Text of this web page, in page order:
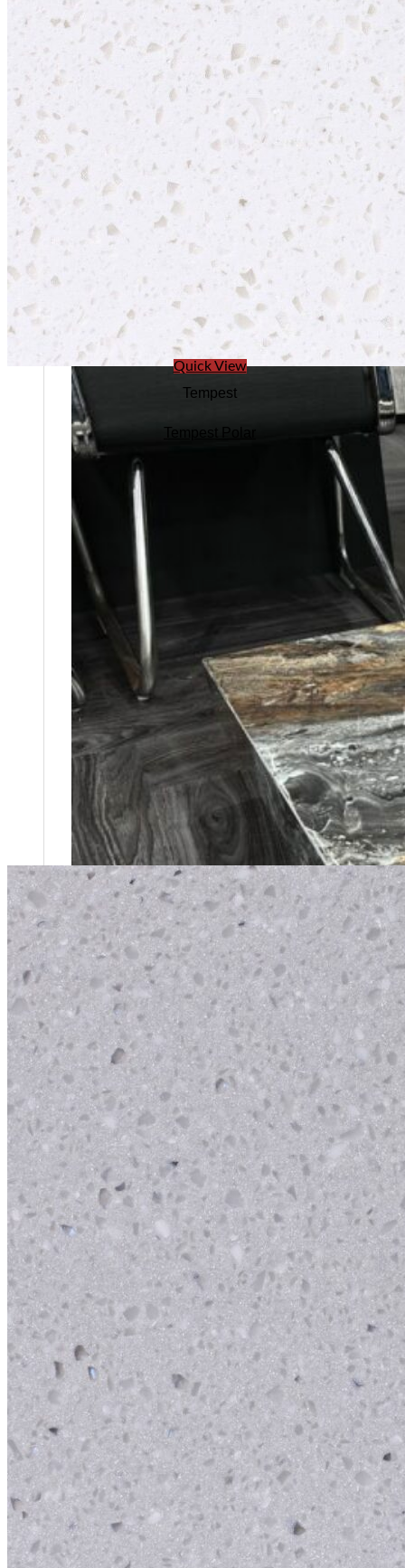
Tuyển dụng
Kiến tạo
Quick View
Tempest
Tempest Polar